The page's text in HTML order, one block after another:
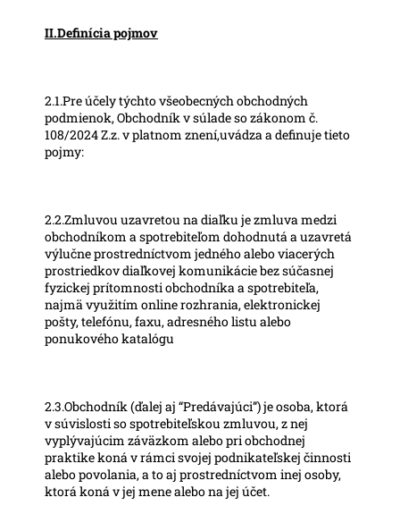
II.Definícia pojmov
2.1.Pre účely týchto všeobecných obchodných
podmienok, Obchodník v súlade so zákonom č.
108/2024 Z.z. v platnom znení,uvádza a definuje tieto
pojmy:
2.2.Zmluvou uzavretou na diaľku je zmluva medzi
obchodníkom a spotrebiteľom dohodnutá a uzavretá
výlučne prostredníctvom jedného alebo viacerých
prostriedkov diaľkovej komunikácie bez súčasnej
fyzickej prítomnosti obchodníka a spotrebiteľa,
najmä využitím online rozhrania, elektronickej
pošty, telefónu, faxu, adresného listu alebo
ponukového katalógu
2.3.Obchodník (ďalej aj “Predávajúci”) je osoba, ktorá
v súvislosti so spotrebiteľskou zmluvou, z nej
vyplývajúcim záväzkom alebo pri obchodnej
praktike koná v rámci svojej podnikateľskej činnosti
alebo povolania, a to aj prostredníctvom inej osoby,
ktorá koná v jej mene alebo na jej účet.